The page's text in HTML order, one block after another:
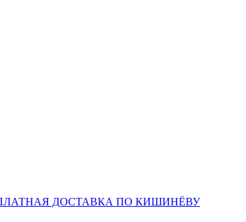
ДОСТАВКА ПО КИШИНЁВУ